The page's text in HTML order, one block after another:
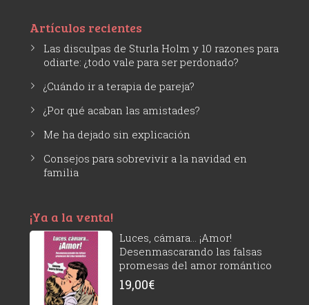
Artículos recientes
Las disculpas de Sturla Holm y 10 razones para
odiarte: ¿todo vale para ser perdonado?
¿Cuándo ir a terapia de pareja?
¿Por qué acaban las amistades?
Me ha dejado sin explicación
Consejos para sobrevivir a la navidad en
familia
¡Ya a la venta!
Luces, cámara... ¡Amor!
Desenmascarando las falsas
promesas del amor romántico
19,00€